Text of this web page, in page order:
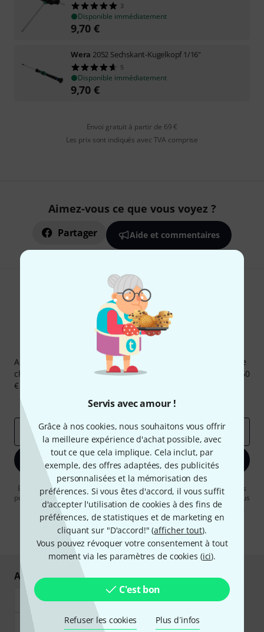
Servis avec amour !
Grâce à nos cookies, nous souhaitons vous offrir
la meilleure expérience d'achat possible, avec
tout ce que cela implique. Cela inclut, par
exemple, des offres adaptées, des publicités
personnalisées et la mémorisation des
préférences. Si vous êtes d'accord, il vous suffit
d'accepter l'utilisation de cookies à des fins de
préférences, de statistiques et de marketing en
cliquant sur "D'accord!" (afficher tout).
Vous pouvez révoquer votre consentement à tout
moment via les paramètres de cookies (ici).
C'est bon
Refuser les cookies Plus d´infos
3
Disponible immédiatement
9,70 €
Wera 2052 Sechskant-Kugelkopf 1/16"
5
Disponible immédiatement
9,70 €
Envoi gratuit à partir de 69 €
Les prix sont indiqués avec TVA comprise
Aimez-vous ce que vous voyez ?
Partager Aide et commentaires
Newsletters Thomann
Abonnez-vous à la newsletter Thomann et, avec un peu de
chance, gagnez l'un des 50 bons d'achat d'une valeur de 50
€ chacun!
Articles inspirants
Deals Aperçus Thomann
Adresse e-mail*
S'inscrire maintenant
En cliquant sur "S'inscrire maintenant", vous acceptez de recevoir des
publicités par e-mail. La désinscription est possible à tout moment. Vous
pouvez trouver plus d'informations à ce sujet dans notrePolitique de
confidentialité.
* Requis
Achetez et payez en toute sécurité